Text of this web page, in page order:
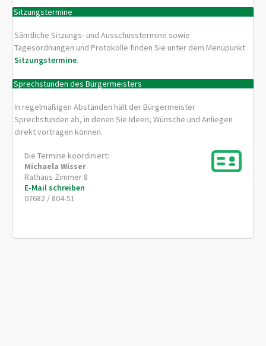
Sitzungstermine
Sämtliche Sitzungs- und Ausschusstermine sowie
Tagesordnungen und Protokolle finden Sie unter dem Menüpunkt
Sitzungstermine.
Sprechstunden des Bürgermeisters
In regelmäßigen Abständen hält der Bürgermeister
Sprechstunden ab, in denen Sie Ideen, Wünsche und Anliegen
direkt vortragen können.
Die Termine koordiniert:
Michaela Wisser
Rathaus Zimmer 8
E-Mail schreiben
07682 / 804-51